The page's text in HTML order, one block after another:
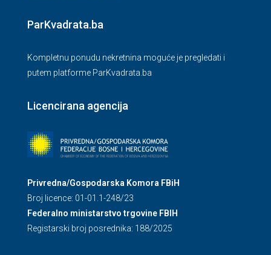
ParKvadrata.ba
Kompletnu ponudu nekretnina moguće je pregledati i
putem platforme ParKvadrata.ba
Licencirana agencija
Privredna/Gospodarska Komora FBiH
Broj licence: 01-01.1-248/23
Federalno ministarstvo trgovine FBIH
Registarski broj posrednika: 188/2025